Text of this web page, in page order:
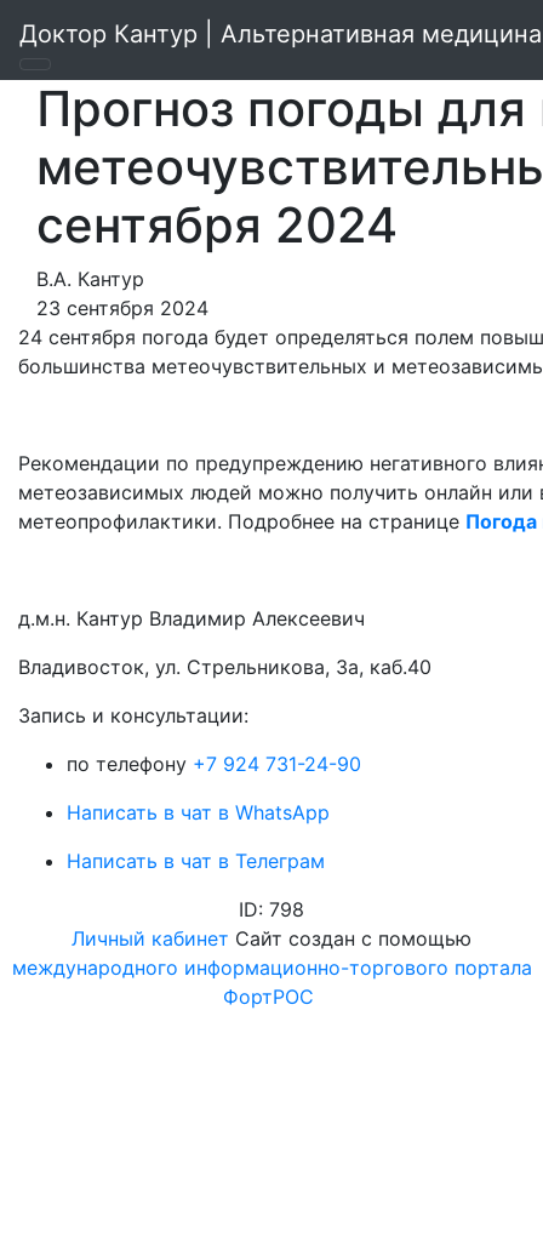
Доктор Кантур | Альтернативная медицина
Прогноз погоды
сентября 2024
В.А. Кантур
23 сентября 2024
24 сентября погода будет определяться полем
большинства метеочувствительных и
Рекомендации по предупреждению негативного
метеозависимых людей можно получить онлайн или
метеопрофилактики. Подробнее на странице Погода
д.м.н. Кантур Владимир Алексеевич
Владивосток, ул. Стрельникова, 3а, каб.40
3апись и консультации:
по телефону +7 924 731-24-90
Написать в чат в WhatsApp
Написать в чат в Телеграм
ID: 798
Личный кабинет Сайт создан с помощью
международного информационно-торгового портала
ФортРОС